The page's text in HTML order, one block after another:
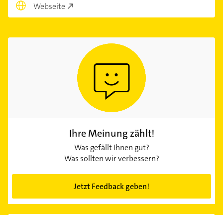
Webseite
Ihre Meinung zählt!
Was gefällt Ihnen gut?
Was sollten wir verbessern?
Jetzt Feedback geben!